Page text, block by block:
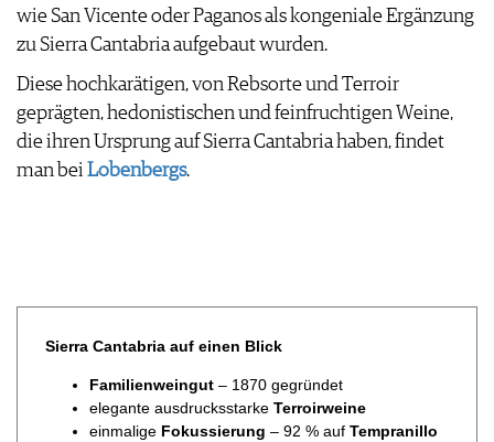
wie San Vicente oder Paganos als kongeniale Ergänzung
zu Sierra Cantabria aufgebaut wurden.
Diese hochkarätigen, von Rebsorte und Terroir
geprägten, hedonistischen und feinfruchtigen Weine,
die ihren Ursprung auf Sierra Cantabria haben, findet
man beiLobenbergs.
Sierra Cantabria auf einen Blick
Familienweingut – 1870 gegründet
elegante ausdrucksstarke Terroirweine
einmalige Fokussierung – 92 % auf Tempranillo